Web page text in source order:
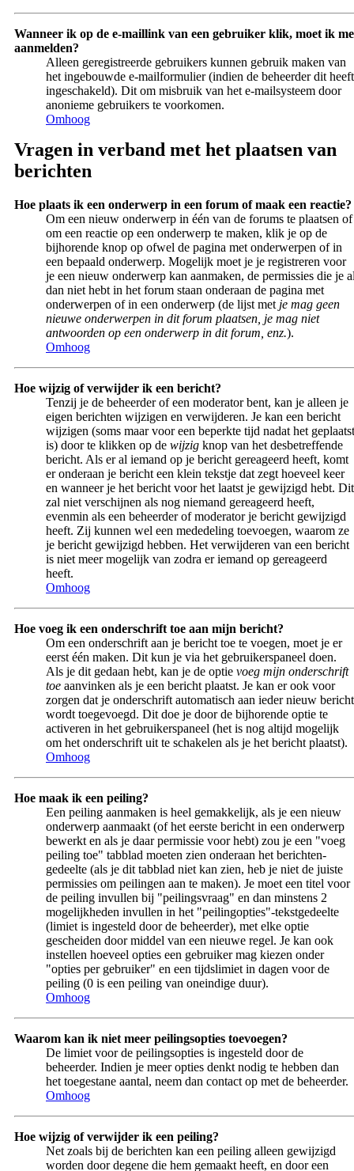
Wanneer ik op de e-maillink van een gebruiker klik, moet ik me
aanmelden?
Alleen geregistreerde gebruikers kunnen gebruik maken van
het ingebouwde e-mailformulier (indien de beheerder dit heeft
ingeschakeld). Dit om misbruik van het e-mailsysteem door
anonieme gebruikers te voorkomen.
Omhoog
Vragen in verband met het plaatsen van
berichten
Hoe plaats ik een onderwerp in een forum of maak een reactie?
Om een nieuw onderwerp in één van de forums te plaatsen of
om een reactie op een onderwerp te maken, klik je op de
bijhorende knop op ofwel de pagina met onderwerpen of in
een bepaald onderwerp. Mogelijk moet je je registreren voor
je een nieuw onderwerp kan aanmaken, de permissies die je
dan niet hebt in het forum staan onderaan de pagina met
onderwerpen of in een onderwerp (de lijst met je mag geen
nieuwe onderwerpen in dit forum plaatsen, je mag niet
antwoorden op een onderwerp in dit forum, enz.).
Omhoog
Hoe wijzig of verwijder ik een bericht?
Tenzij je de beheerder of een moderator bent, kan je alleen je
eigen berichten wijzigen en verwijderen. Je kan een bericht
wijzigen (soms maar voor een beperkte tijd nadat het geplaatst
is) door te klikken op de wijzig knop van het desbetreffende
bericht. Als er al iemand op je bericht gereageerd heeft, komt
er onderaan je bericht een klein tekstje dat zegt hoeveel keer
en wanneer je het bericht voor het laatst je gewijzigd hebt. Dit
zal niet verschijnen als nog niemand gereageerd heeft,
evenmin als een beheerder of moderator je bericht gewijzigd
heeft. Zij kunnen wel een mededeling toevoegen, waarom ze
je bericht gewijzigd hebben. Het verwijderen van een bericht
is niet meer mogelijk van zodra er iemand op gereageerd
heeft.
Omhoog
Hoe voeg ik een onderschrift toe aan mijn bericht?
Om een onderschrift aan je bericht toe te voegen, moet je er
eerst één maken. Dit kun je via het gebruikerspaneel doen.
Als je dit gedaan hebt, kan je de optie voeg mijn onderschrift
toe aanvinken als je een bericht plaatst. Je kan er ook voor
zorgen dat je onderschrift automatisch aan ieder nieuw bericht
wordt toegevoegd. Dit doe je door de bijhorende optie te
activeren in het gebruikerspaneel (het is nog altijd mogelijk
om het onderschrift uit te schakelen als je het bericht plaatst).
Omhoog
Hoe maak ik een peiling?
Een peiling aanmaken is heel gemakkelijk, als je een nieuw
onderwerp aanmaakt (of het eerste bericht in een onderwerp
bewerkt en als je daar permissie voor hebt) zou je een "voeg
peiling toe" tabblad moeten zien onderaan het berichten-
gedeelte (als je dit tabblad niet kan zien, heb je niet de juiste
permissies om peilingen aan te maken). Je moet een titel voor
de peiling invullen bij "peilingsvraag" en dan minstens 2
mogelijkheden invullen in het "peilingopties"-tekstgedeelte
(limiet is ingesteld door de beheerder), met elke optie
gescheiden door middel van een nieuwe regel. Je kan ook
instellen hoeveel opties een gebruiker mag kiezen onder
"opties per gebruiker" en een tijdslimiet in dagen voor de
peiling (0 is een peiling van oneindige duur).
Omhoog
Waarom kan ik niet meer peilingsopties toevoegen?
De limiet voor de peilingsopties is ingesteld door de
beheerder. Indien je meer opties denkt nodig te hebben dan
het toegestane aantal, neem dan contact op met de beheerder.
Omhoog
Hoe wijzig of verwijder ik een peiling?
Net zoals bij de berichten kan een peiling alleen gewijzigd
worden door degene die hem gemaakt heeft, en door een